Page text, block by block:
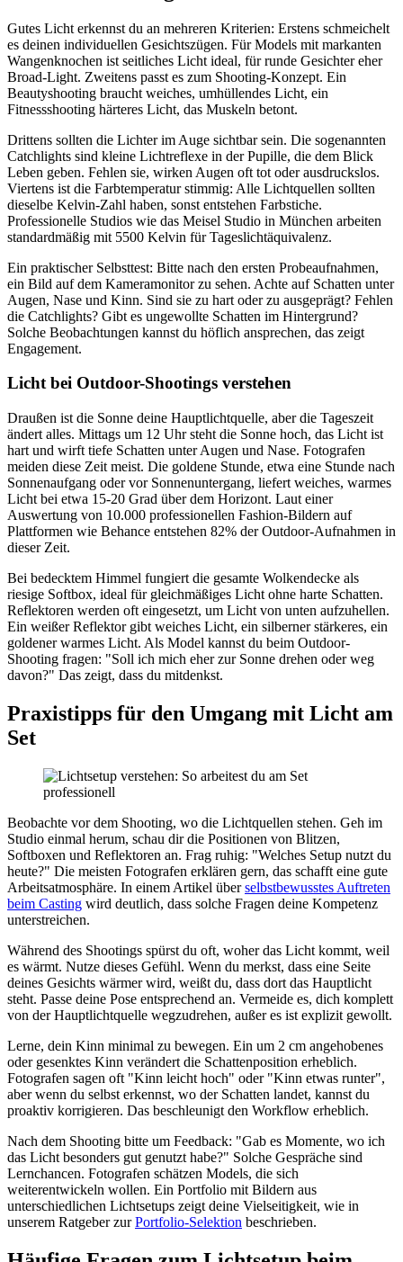
Gutes Licht erkennst du an mehreren Kriterien: Erstens schmeichelt
es deinen individuellen Gesichtszügen. Für Models mit markanten
Wangenknochen ist seitliches Licht ideal, für runde Gesichter eher
Broad-Light. Zweitens passt es zum Shooting-Konzept. Ein
Beautyshooting braucht weiches, umhüllendes Licht, ein
Fitnessshooting härteres Licht, das Muskeln betont.
Drittens sollten die Lichter im Auge sichtbar sein. Die sogenannten
Catchlights sind kleine Lichtreflexe in der Pupille, die dem Blick
Leben geben. Fehlen sie, wirken Augen oft tot oder ausdruckslos.
Viertens ist die Farbtemperatur stimmig: Alle Lichtquellen sollten
dieselbe Kelvin-Zahl haben, sonst entstehen Farbstiche.
Professionelle Studios wie das Meisel Studio in München arbeiten
standardmäßig mit 5500 Kelvin für Tageslichtäquivalenz.
Ein praktischer Selbsttest: Bitte nach den ersten Probeaufnahmen,
ein Bild auf dem Kameramonitor zu sehen. Achte auf Schatten unter
Augen, Nase und Kinn. Sind sie zu hart oder zu ausgeprägt? Fehlen
die Catchlights? Gibt es ungewollte Schatten im Hintergrund?
Solche Beobachtungen kannst du höflich ansprechen, das zeigt
Engagement.
Licht bei Outdoor-Shootings verstehen
Draußen ist die Sonne deine Hauptlichtquelle, aber die Tageszeit
ändert alles. Mittags um 12 Uhr steht die Sonne hoch, das Licht ist
hart und wirft tiefe Schatten unter Augen und Nase. Fotografen
meiden diese Zeit meist. Die goldene Stunde, etwa eine Stunde nach
Sonnenaufgang oder vor Sonnenuntergang, liefert weiches, warmes
Licht bei etwa 15-20 Grad über dem Horizont. Laut einer
Auswertung von 10.000 professionellen Fashion-Bildern auf
Plattformen wie Behance entstehen 82% der Outdoor-Aufnahmen in
dieser Zeit.
Bei bedecktem Himmel fungiert die gesamte Wolkendecke als
riesige Softbox, ideal für gleichmäßiges Licht ohne harte Schatten.
Reflektoren werden oft eingesetzt, um Licht von unten aufzuhellen.
Ein weißer Reflektor gibt weiches Licht, ein silberner stärkeres, ein
goldener warmes Licht. Als Model kannst du beim Outdoor-
Shooting fragen: "Soll ich mich eher zur Sonne drehen oder weg
davon?" Das zeigt, dass du mitdenkst.
Praxistipps für den Umgang mit Licht am
Set
Beobachte vor dem Shooting, wo die Lichtquellen stehen. Geh im
Studio einmal herum, schau dir die Positionen von Blitzen,
Softboxen und Reflektoren an. Frag ruhig: "Welches Setup nutzt du
heute?" Die meisten Fotografen erklären gern, das schafft eine gute
Arbeitsatmosphäre. In einem Artikel überselbstbewusstes Auftreten
beim Casting wird deutlich, dass solche Fragen deine Kompetenz
unterstreichen.
Während des Shootings spürst du oft, woher das Licht kommt, weil
es wärmt. Nutze dieses Gefühl. Wenn du merkst, dass eine Seite
deines Gesichts wärmer wird, weißt du, dass dort das Hauptlicht
steht. Passe deine Pose entsprechend an. Vermeide es, dich komplett
von der Hauptlichtquelle wegzudrehen, außer es ist explizit gewollt.
Lerne, dein Kinn minimal zu bewegen. Ein um 2 cm angehobenes
oder gesenktes Kinn verändert die Schattenposition erheblich.
Fotografen sagen oft "Kinn leicht hoch" oder "Kinn etwas runter",
aber wenn du selbst erkennst, wo der Schatten landet, kannst du
proaktiv korrigieren. Das beschleunigt den Workflow erheblich.
Nach dem Shooting bitte um Feedback: "Gab es Momente, wo ich
das Licht besonders gut genutzt habe?" Solche Gespräche sind
Lernchancen. Fotografen schätzen Models, die sich
weiterentwickeln wollen. Ein Portfolio mit Bildern aus
unterschiedlichen Lichtsetups zeigt deine Vielseitigkeit, wie in
unserem Ratgeber zurPortfolio-Selektion beschrieben.